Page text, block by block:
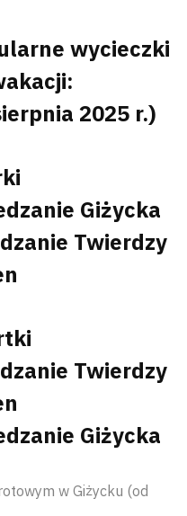
wycieczki
2025 r.)
Giżycka
Twierdzy
Twierdzy
Giżycka
w Giżycku (od